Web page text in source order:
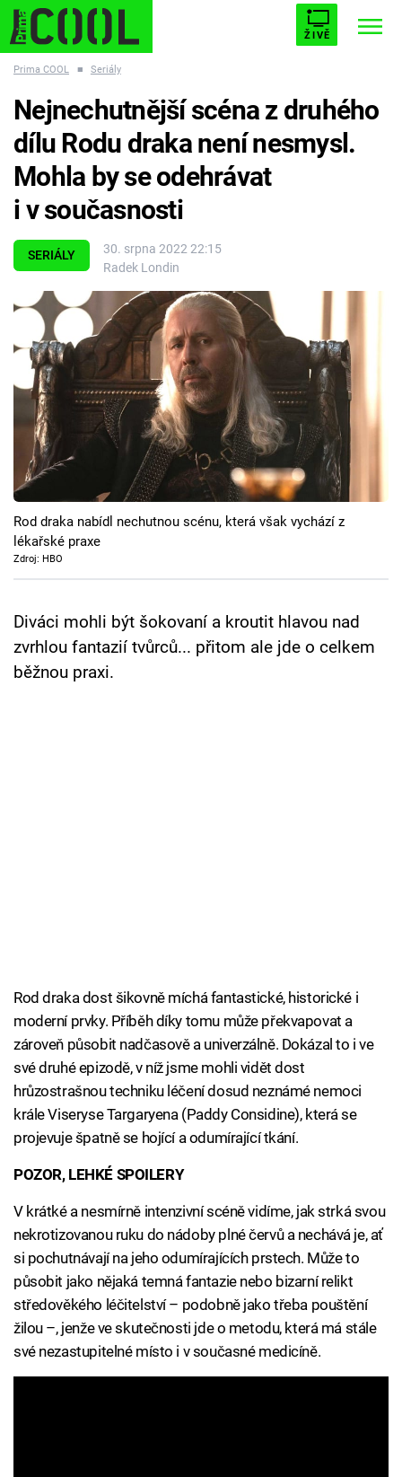
ŽIVĚ
ESCAPE PLNEJ KOTEL AVENGERS 5
Témata
Filmy
Seriály
Hry
Cool Esport
Pořady
TV Program
Sledujte prima+
Sledujte nás
Prima COOL ■ Seriály
SERIÁLY
30. srpna 2022 22:15
Radek Londin
Nejnechutnější scéna z druhého
dílu Rodu draka není nesmysl.
Mohla by se odehrávat
i v současnosti
Rod draka nabídl nechutnou scénu, která však vychází z
lékařské praxe
Zdroj: HBO
Diváci mohli být šokovaní a kroutit hlavou nad
zvrhlou fantazií tvůrců... přitom ale jde o celkem
běžnou praxi.
Rod draka dost šikovně míchá fantastické, historické i
moderní prvky. Příběh díky tomu může překvapovat a
zároveň působit nadčasově a univerzálně. Dokázal to i ve
své druhé epizodě, v níž jsme mohli vidět dost
hrůzostrašnou techniku léčení dosud neznámé nemoci
krále Viseryse Targaryena (Paddy Considine), která se
projevuje špatně se hojící a odumírající tkání.
POZOR, LEHKÉ SPOILERY
V krátké a nesmírně intenzivní scéně vidíme, jak strká svou
nekrotizovanou ruku do nádoby plné červů a nechává je, ať
si pochutnávají na jeho odumírajících prstech. Může to
působit jako nějaká temná fantazie nebo bizarní relikt
středověkého léčitelství – podobně jako třeba pouštění
žilou –, jenže ve skutečnosti jde o metodu, která má stále
své nezastupitelné místo i v současné medicíně.